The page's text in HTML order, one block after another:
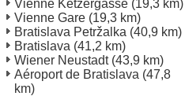
Vienne Ketzergasse (19,3 km)
Vienne Gare (19,3 km)
Bratislava Petržalka (40,9 km)
Bratislava (41,2 km)
Wiener Neustadt(43,9 km)
Aéroport de Bratislava (47,8
km)